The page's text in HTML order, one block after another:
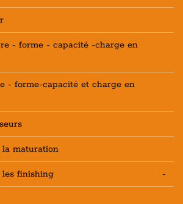
- forme - capacité -charge en
- forme-capacité et charge en
maturation
finishing -